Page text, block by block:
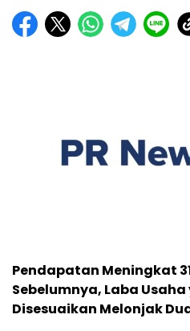
Pendapatan Meningkat
Sebelumnya, Laba
Disesuaikan Melonjak